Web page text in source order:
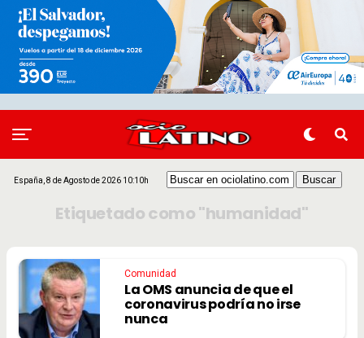
España, 8 de Agosto de 2026 10:10h
Etiquetado como "humanidad"
Comunidad
La OMS anuncia de que el
coronavirus podría no irse
nunca